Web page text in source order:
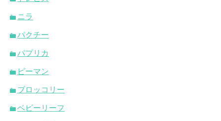
ニラ
パクチー
パプリカ
ピーマン
ブロッコリー
ベビーリーフ